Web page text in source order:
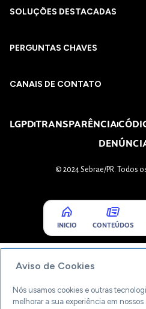
SOLUÇÕES DESTACADAS
PERGUNTAS CHAVES​
CANAIS DE CONTATO
LGPDTRANSPARÊNCIA
© 2024 Sebrae/PR. Todos
INICIO CONTEÚDOS
Aviso de Cookies
Nós usamos cookies e outras
melhorar a sua experiência em